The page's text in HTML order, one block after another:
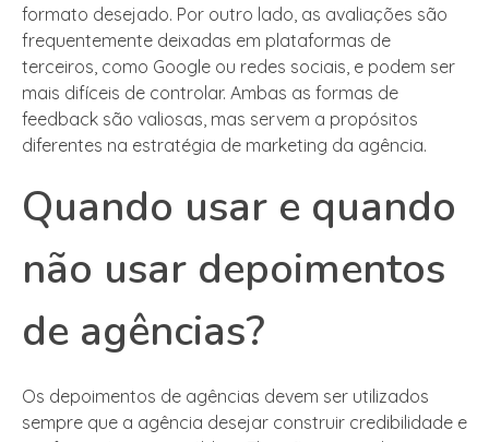
formato desejado. Por outro lado, as avaliações são
frequentemente deixadas em plataformas de
terceiros, como Google ou redes sociais, e podem ser
mais difíceis de controlar. Ambas as formas de
feedback são valiosas, mas servem a propósitos
diferentes na estratégia de marketing da agência.
Quando usar e quando
não usar depoimentos
de agências?
Os depoimentos de agências devem ser utilizados
sempre que a agência desejar construir credibilidade e